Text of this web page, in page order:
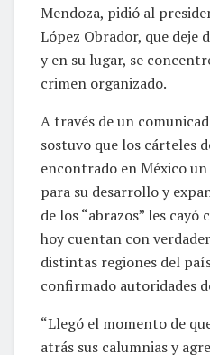
Mendoza, pidió al
López Obrador, que deje
y en su lugar, se
crimen organizado.
A través de un
sostuvo que los cárteles
encontrado en México
para su desarrollo y
de los “abrazos” les
hoy cuentan con
distintas regiones del
confirmado autoridades
“Llegó el momento de
atrás sus calumnias y